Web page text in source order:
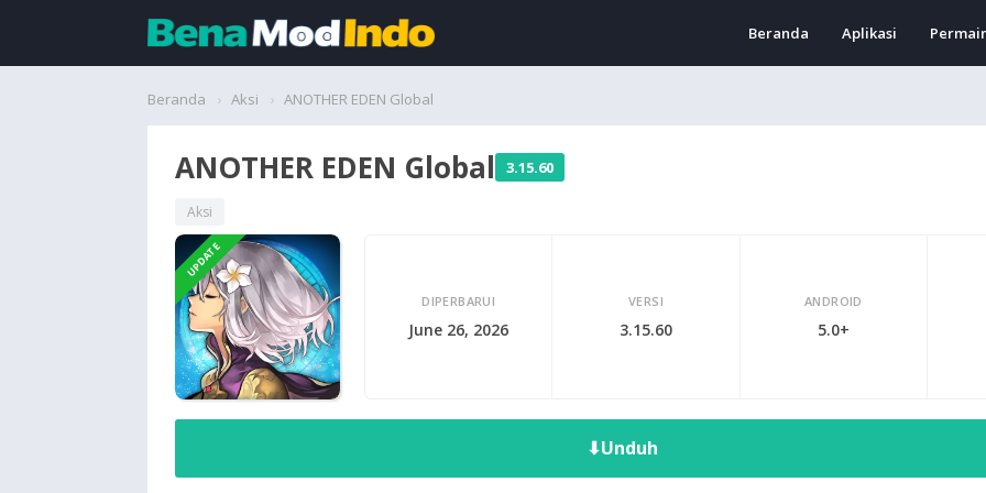
Beranda Aplikasi
Beranda Aksi ANOTHER EDEN Global
ANOTHER EDEN Global 3.15.60
Aksi
UPDATE
DIPERBARUI
June 26, 2026
VERSI
3.15.60
ANDROID
5.0+
⬇Unduh